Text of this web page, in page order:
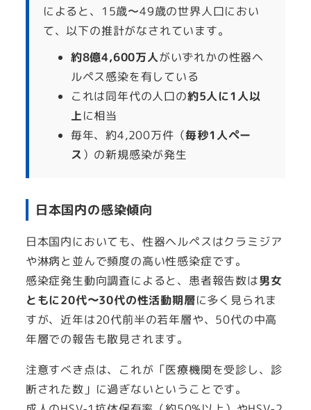
によると、15歳〜49歳の世界人口におい
て、以下の推計がなされています。
約8億4,600万人がいずれかの性器ヘ
ルペス感染を有している
これは同年代の人口の約5人に1人以
上に相当
毎年、約4,200万件（毎秒1人ペー
ス ）の新規感染が発生
日本国内の感染傾向
日本国内においても、性器ヘルペスはクラミジア
や淋病と並んで頻度の高い性感染症です。
感染症発生動向調査によると、患者報告数は男女
ともに20代〜30代の性活動期層に多く見られま
すが、近年は20代前半の若年層や、50代の中高
年層での報告も散見されます。
注意すべき点は、これが「医療機関を受診し、診
断された数」に過ぎないということです。